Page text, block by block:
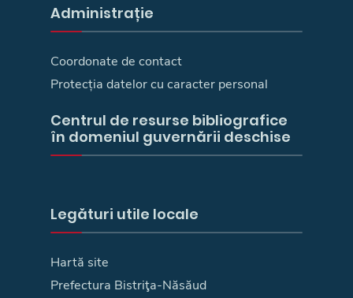
Administrație
Coordonate de contact
Protecția datelor cu caracter personal
Centrul de resurse bibliografice
în domeniul guvernării deschise
Legături utile locale
Hartă site
Prefectura Bistriţa-Năsăud